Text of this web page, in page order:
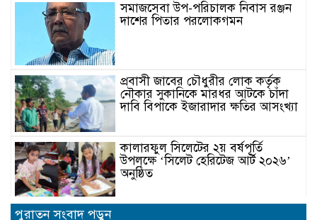
সমাজসেবা উপ-পরিচালক নিবাস রঞ্জন
দাশের পিতার পরলোকগমন
প্রবাসী জাবের চৌধুরীর লোক কর্তৃক
নৌকার সুকানিকে মারধর আটকে চাঁদা
দাবি বিপাকে ইজারাদার ক্ষতির আসংখ্যা
কালারফুল সিলেটের ২য় বর্ষপূর্তি
উপলক্ষে ‘সিলেট হেরিটেজ আর্ট ২০২৬’
অনুষ্ঠিত
পুরাতন সংবাদ পড়ুন